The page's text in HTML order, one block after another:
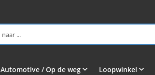
Automotive / Op de weg Loopwinkel